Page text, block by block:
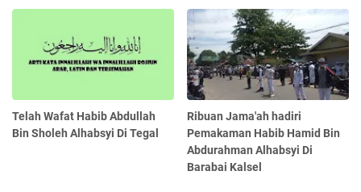
Telah Wafat Habib Abdullah
Bin Sholeh Alhabsyi Di Tegal
Ribuan Jama'ah hadiri
Pemakaman Habib Hamid Bin
Abdurahman Alhabsyi Di
Barabai Kalsel